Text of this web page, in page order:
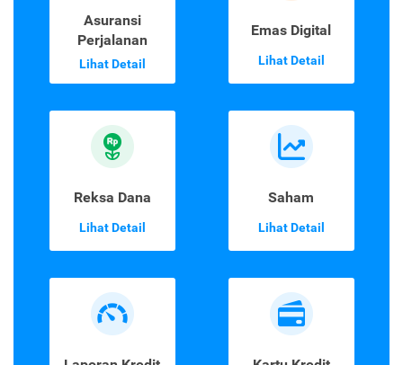
Asuransi
Perjalanan
Lihat Detail
Emas Digital
Lihat Detail
Reksa Dana
Lihat Detail
Saham
Lihat Detail